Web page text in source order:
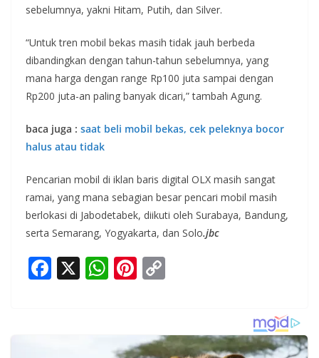
sebelumnya, yakni Hitam, Putih, dan Silver.
“Untuk tren mobil bekas masih tidak jauh berbeda
dibandingkan dengan tahun-tahun sebelumnya, yang
mana harga dengan range Rp100 juta sampai dengan
Rp200 juta-an paling banyak dicari,” tambah Agung.
baca juga : saat beli mobil bekas, cek peleknya bocor
halus atau tidak
Pencarian mobil di iklan baris digital OLX masih sangat
ramai, yang mana sebagian besar pencari mobil masih
berlokasi di Jabodetabek, diikuti oleh Surabaya, Bandung,
serta Semarang, Yogyakarta, dan Solo.jbc
F X W Pi
e y